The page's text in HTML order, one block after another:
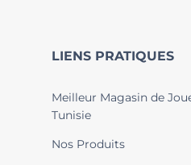
LIENS PRATIQUES
Meilleur Magasin de
Tunisie
Nos Produits